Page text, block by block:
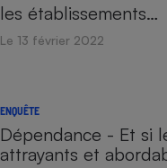
les établissements…
Le 13 février 2022
ENQUÊTE
Dépendance - Et si
attrayants et